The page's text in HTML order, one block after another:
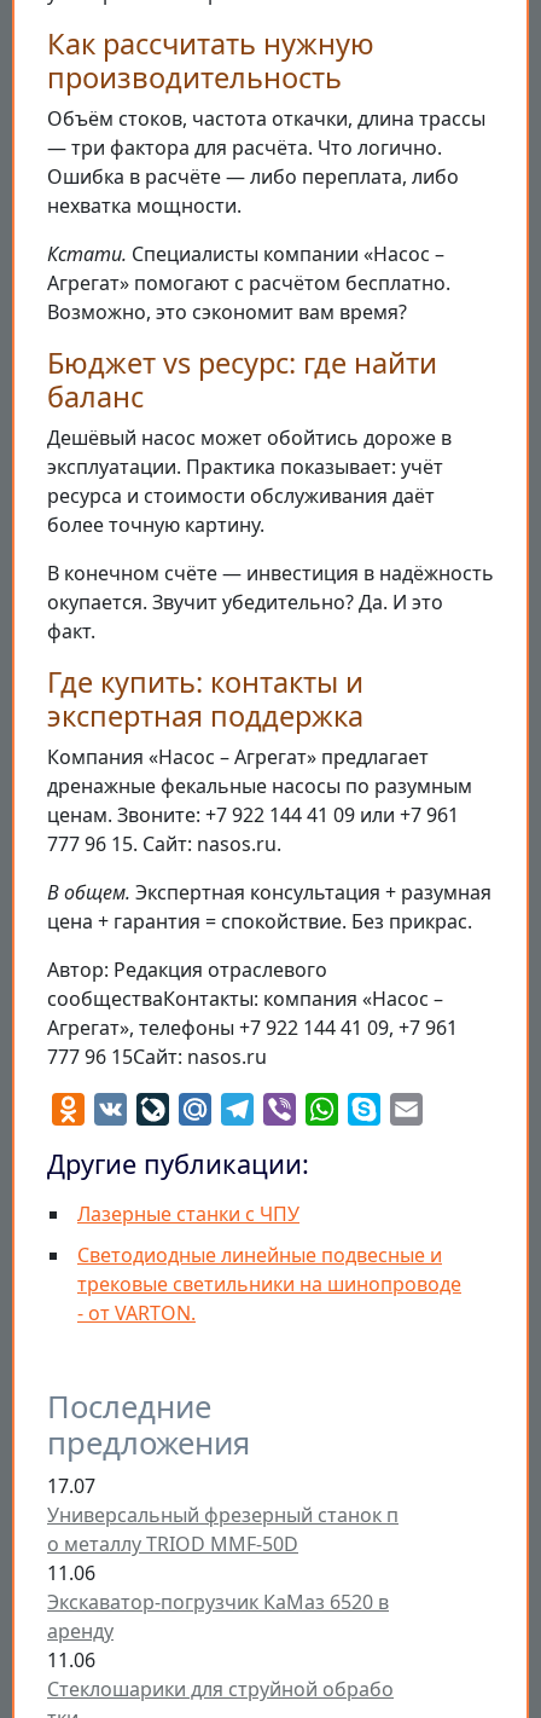
Последние
предложения
17.07
Универсальный фрезерный станок п
о металлу TRIOD MMF-50D
11.06
Экскаватор-погрузчик КаМаз 6520 в
аренду
11.06
Стеклошарики для струйной обрабо
Как рассчитать нужную
производительность
Объём стоков, частота откачки, длина трассы
— три фактора для расчёта. Что логично.
Ошибка в расчёте — либо переплата, либо
нехватка мощности.
Кстати. Специалисты компании «Насос –
Агрегат» помогают с расчётом бесплатно.
Возможно, это сэкономит вам время?
Бюджет vs ресурс: где найти
баланс
Дешёвый насос может обойтись дороже в
эксплуатации. Практика показывает: учёт
ресурса и стоимости обслуживания даёт
более точную картину.
В конечном счёте — инвестиция в надёжность
окупается. Звучит убедительно? Да. И это
факт.
Где купить: контакты и
экспертная поддержка
Компания «Насос – Агрегат» предлагает
дренажные фекальные насосы по разумным
ценам. Звоните: +7 922 144 41 09 или +7 961
777 96 15. Сайт: nasos.ru.
В общем. Экспертная консультация + разумная
цена + гарантия = спокойствие. Без прикрас.
Автор: Редакция отраслевого
сообществаКонтакты: компания «Насос –
Агрегат», телефоны +7 922 144 41 09, +7 961
777 96 15Сайт: nasos.ru
Odnoklassniki
VK LiveJournal
Mail.RuTelegram
Viber WhatsApp
Skype
Другие публикации:
Лазерные станки с ЧПУ
Cветодиодные линейные подвесные и
трековые светильники на шинопроводе
- от VARTON.